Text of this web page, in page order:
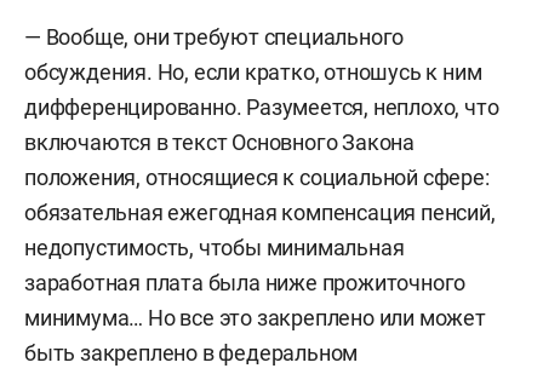
— Вообще, они требуют специального
обсуждения. Но, если кратко, отношусь к ним
дифференцированно. Разумеется, неплохо, что
включаются в текст Основного Закона
положения, относящиеся к социальной сфере:
обязательная ежегодная компенсация пенсий,
недопустимость, чтобы минимальная
заработная плата была ниже прожиточного
минимума… Но все это закреплено или может
быть закреплено в федеральном